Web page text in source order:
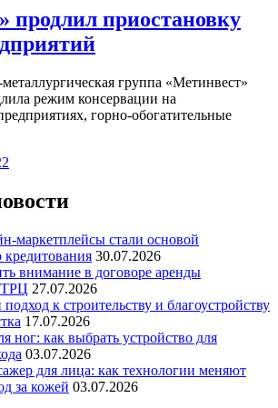
продлил приостановку
группа «Метинвест»
режим консервации на
горно-обогатительные
маркетплейсы стали основой
кредитования 30.07.2026
внимание в договоре аренды
ТРЦ 27.07.2026
к строительству и благоустройству
17.07.2026
ног: как выбрать устройство для
03.07.2026
для лица: как технологии меняют
за кожей 03.07.2026